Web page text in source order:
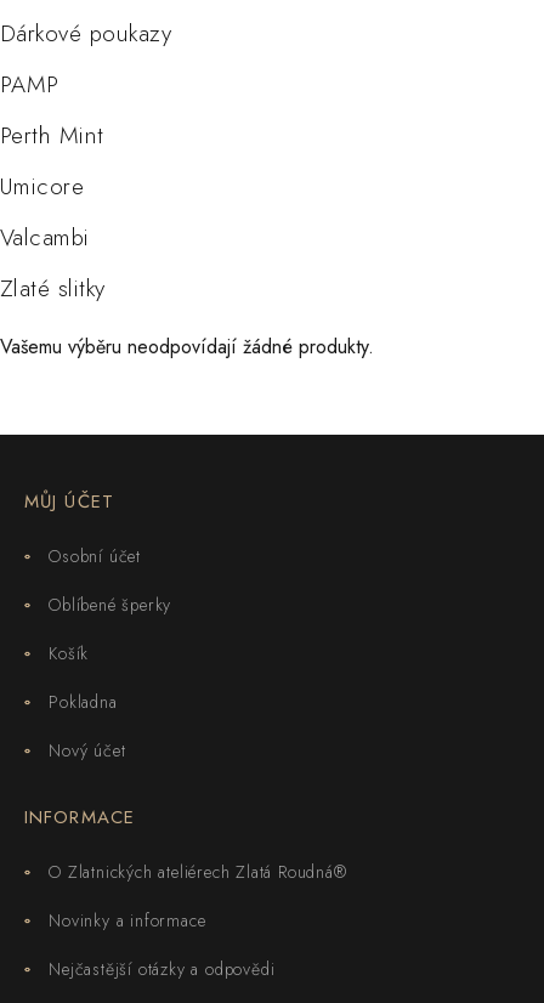
Dárkové poukazy
PAMP
Perth Mint
Umicore
Valcambi
Zlaté slitky
Vašemu výběru neodpovídají žádné produkty.
MŮJ ÚČET
Osobní účet
Oblíbené šperky
Košík
Pokladna
Nový účet
INFORMACE
O Zlatnických ateliérech Zlatá Roudná®
Novinky a informace
Nejčastější otázky a odpovědi